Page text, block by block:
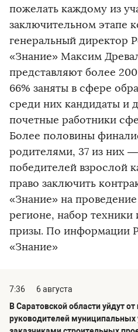
пожелать каждому из
заключительном этапе
генеральный директор
«Знание» Максим
представляют более
66% заняты в сфере
среди них кандидаты и
почетные работники
Более половины
родителями, 37 из них
победителей взрослой
право заключить
«Знание» на
регионе, набор техники
призы. По информации
«Знание»
7:36
6 августа
В Саратовской области уйдут
руководителей